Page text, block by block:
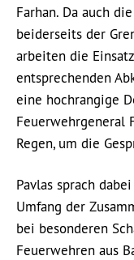
Farhan. Da auch
beiderseits der
arbeiten die
entsprechenden
eine hochrangige
Feuerwehrgeneral
Regen, um die
Pavlas sprach
Umfang der
bei besonderen
Feuerwehren aus